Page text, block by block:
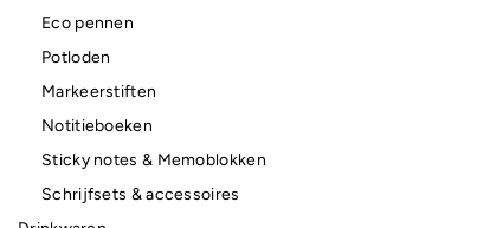
Eco pennen
Potloden
Markeerstiften
Notitieboeken
Sticky notes & Memoblokken
Schrijfsets & accessoires